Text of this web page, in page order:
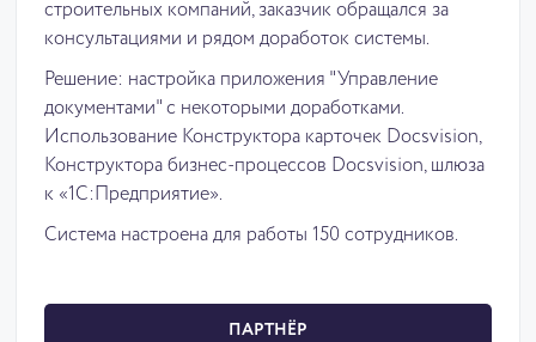
строительных компаний, заказчик обращался за
консультациями и рядом доработок системы.
Решение: настройка приложения "Управление
документами" с некоторыми доработками.
Использование Конструктора карточек Docsvision,
Конструктора бизнес-процессов Docsvision, шлюза
к «1С:Предприятие».
Система настроена для работы 150 сотрудников.
ПАРТНЁР